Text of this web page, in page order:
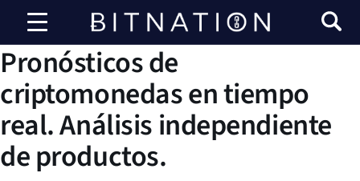
Bitnación
INVESTIGACIÓN DE BITNATION
Pronósticos de
criptomonedas en tiempo
real. Análisis independiente
de productos.